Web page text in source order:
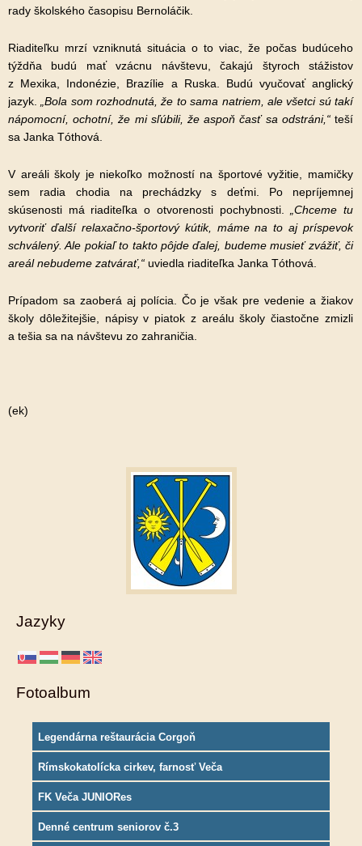
rady školského časopisu Bernoláčik.
Riaditeľku mrzí vzniknutá situácia o to viac, že počas budúceho
týždňa budú mať vzácnu návštevu, čakajú štyroch stážistov
z Mexika, Indonézie, Brazílie a Ruska. Budú vyučovať anglický
jazyk.
„Bola som rozhodnutá, že to sama natriem, ale všetci sú takí
nápomocní, ochotní, že mi sľúbili, že aspoň časť sa odstráni,“teší
sa Janka Tóthová.
V areáli školy je niekoľko možností na športové vyžitie, mamičky
sem radia chodia na prechádzky s deťmi. Po nepríjemnej
skúsenosti má riaditeľka o otvorenosti pochybnosti.
„Chceme tu
vytvoriť ďalší relaxačno-športový kútik, máme na to aj príspevok
schválený. Ale pokiaľ to takto pôjde ďalej, budeme musieť zvážiť, či
areál nebudeme zatvárať,“ uviedla riaditeľka Janka Tóthová.
Prípadom sa zaoberá aj polícia. Čo je však pre vedenie a žiakov
školy dôležitejšie, nápisy v piatok z areálu školy čiastočne zmizli
a tešia sa na návštevu zo zahraničia.
(ek)
Jazyky
Fotoalbum
Legendárna reštaurácia Corgoň
Rímskokatolícka cirkev, farnosť Veča
FK Veča JUNIORes
Denné centrum seniorov č.3